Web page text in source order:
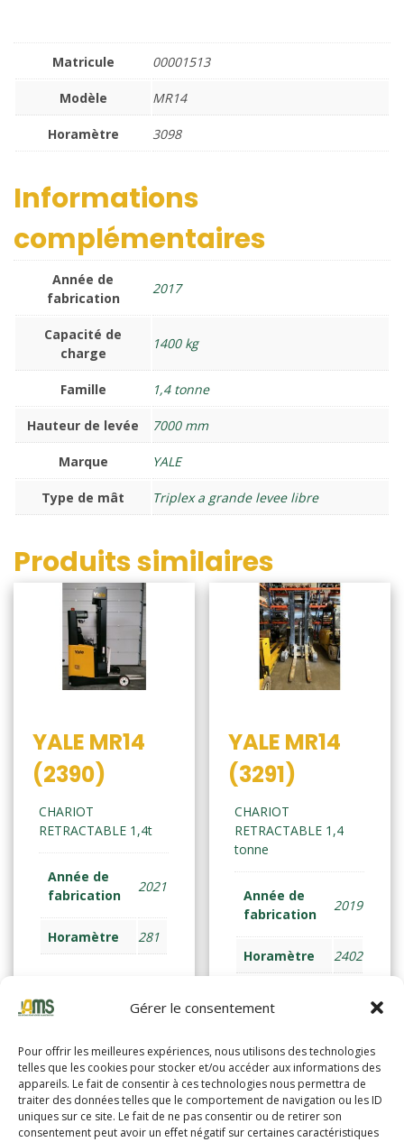
Gérer le consentement
Pour offrir les meilleures expériences, nous utilisons des technologies
telles que les cookies pour stocker et/ou accéder aux informations des
appareils. Le fait de consentir à ces technologies nous permettra de
traiter des données telles que le comportement de navigation ou les ID
uniques sur ce site. Le fait de ne pas consentir ou de retirer son
consentement peut avoir un effet négatif sur certaines caractéristiques
Matricule 00001513
Modèle MR14
Horamètre 3098
Informations
complémentaires
Année de
fabrication
2017
Capacité de
charge
1400 kg
Famille 1,4 tonne
Hauteur de levée 7000 mm
Marque YALE
Type de mât Triplex a grande levee libre
Produits similaires
YALE MR14
(2390)
CHARIOT
RETRACTABLE 1,4t
Année de
fabrication
2021
Horamètre 281
YALE MR14
(3291)
CHARIOT
RETRACTABLE 1,4
tonne
Année de
fabrication
2019
Horamètre 2402